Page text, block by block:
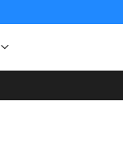
Moneda